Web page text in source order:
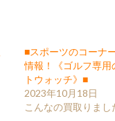
■スポーツのコーナ
情報！《ゴルフ専用
トウォッチ》■
2023年10月18日
こんなの買取りまし